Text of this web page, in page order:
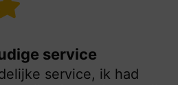
service
service, ik had